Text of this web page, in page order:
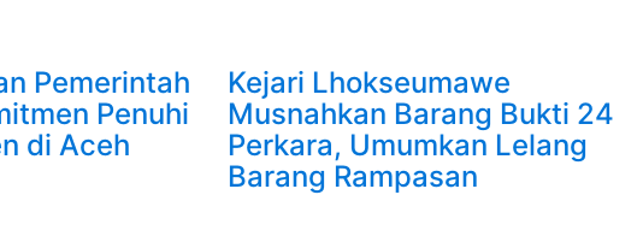
Pemerintah
Penuhi
di Aceh
Kejari Lhokseumawe
Musnahkan Barang Bukti 24
Perkara, Umumkan Lelang
Barang Rampasan